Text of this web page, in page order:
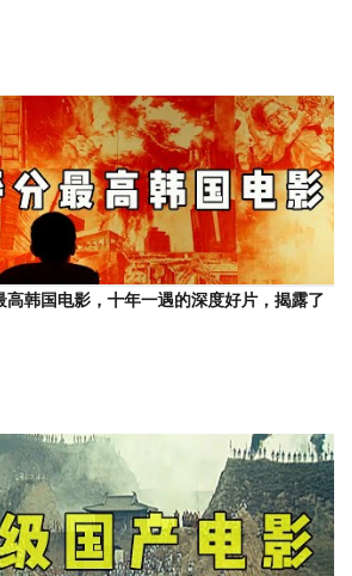
高韩国电影，十年一遇的深度好片，揭露了